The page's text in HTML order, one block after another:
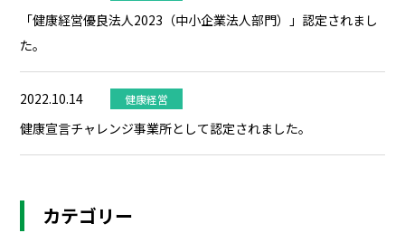
「健康経営優良法人2023（中小企業法人部門）」認定されまし
た。
2022.10.14 健康経営
健康宣言チャレンジ事業所として認定されました。
カテゴリー